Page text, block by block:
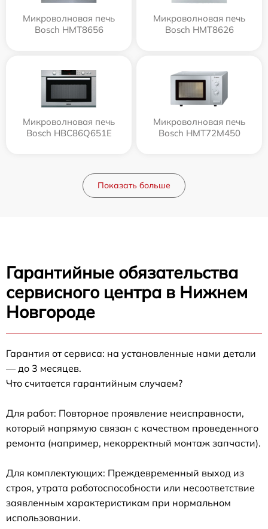
Микроволновая печь
Bosch HMT8656
Микроволновая печь
Bosch HMT8626
Микроволновая печь
Bosch HBC86Q651E
Микроволновая печь
Bosch HMT72M450
Показать больше
Гарантийные обязательства
сервисного центра в Нижнем
Новгороде
Гарантия от сервиса: на установленные нами детали
— до 3 месяцев.
Что считается гарантийным случаем?
Для работ: Повторное проявление неисправности,
который напрямую связан с качеством проведенного
ремонта (например, некорректный монтаж запчасти).
Для комплектующих: Преждевременный выход из
строя, утрата работоспособности или несоответствие
заявленным характеристикам при нормальном
использовании.